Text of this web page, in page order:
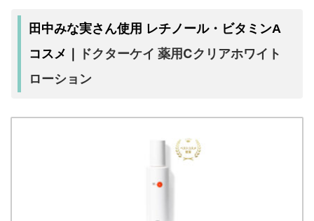
田中みな実さん使用 レチノール・ビタミンA
コスメ｜
ドクターケイ 薬用Cクリアホワイト
ローション